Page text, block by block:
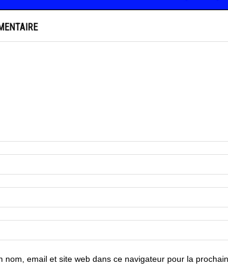
nom, email et site web dans ce navigateur pour la